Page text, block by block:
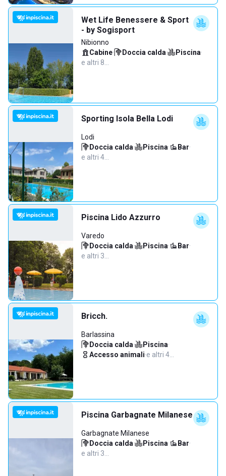
Wet Life Benessere & Sport
- by Sogisport
Nibionno
Cabine· Doccia calda· Piscina·
e altri 8…
Sporting Isola Bella Lodi
Lodi
Doccia calda· Piscina· Bar·
e altri 4…
Piscina Lido Azzurro
Varedo
Doccia calda· Piscina· Bar·
e altri 3…
Bricch.
Barlassina
Doccia calda· Piscina·
Accesso animali·e altri 4…
Piscina Garbagnate Milanese
Garbagnate Milanese
Doccia calda· Piscina· Bar·
e altri 3…